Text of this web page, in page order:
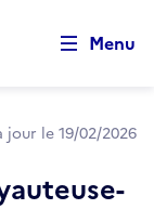
Menu
jour le 19/02/2026